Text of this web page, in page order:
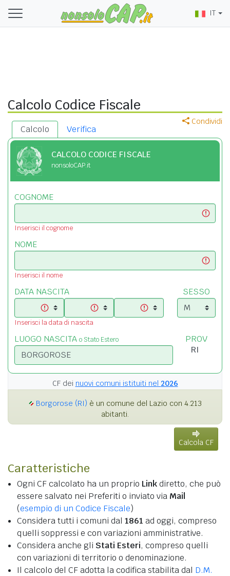
IT
Calcolo Codice Fiscale
Condividi
Calcolo Verifica
CALCOLO CODICE FISCALE
nonsoloCAP.it
COGNOME
Inserisci il cognome
NOME
Inserisci il nome
DATA NASCITA
Inserisci la data di nascita
SESSO
LUOGO NASCITA o Stato Estero PROV
CF dei nuovi comuni istituiti nel 2026
Borgorose (RI) è un comune del Lazio con 4.213
abitanti.
Calcola CF
Caratteristiche
Ogni CF calcolato ha un proprio Linkdiretto, che può
essere salvato nei Preferiti o inviato via Mail
(esempio di un Codice Fiscale)
Considera tutti i comuni dal 1861 ad oggi, compreso
quelli soppressi e con variazioni amministrative.
Considera anche gli Stati Esteri, compreso quelli
con variazioni di territorio o denominazione.
Il calcolo del CF adotta la codifica stabilita dal D.M.